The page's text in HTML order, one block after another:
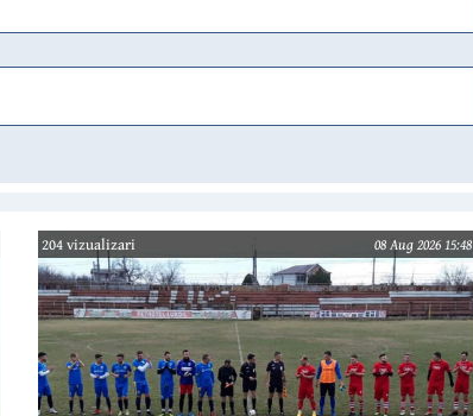
204 vizualizari 08 Aug 2026 15:48